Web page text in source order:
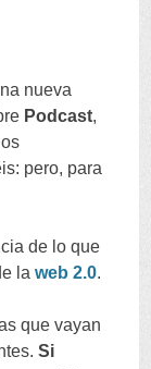
nueva
Podcast,
: pero, para
de lo que
la web 2.0.
que vayan
.Si